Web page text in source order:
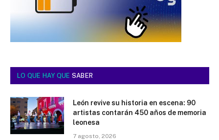
LO QUE HAY QUE SABER
León revive su historia en escena: 90
artistas contarán 450 años de memoria
leonesa
7 agosto, 2026